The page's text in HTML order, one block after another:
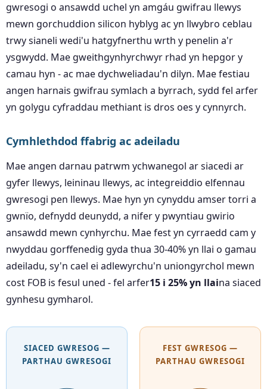
gwresogi o ansawdd uchel yn amgáu gwifrau llewys
mewn gorchuddion silicon hyblyg ac yn llwybro ceblau
trwy sianeli wedi'u hatgyfnerthu wrth y penelin a'r
ysgwydd. Mae gweithgynhyrchwyr rhad yn hepgor y
camau hyn - ac mae dychweliadau'n dilyn. Mae festiau
angen harnais gwifrau symlach a byrrach, sydd fel arfer
yn golygu cyfraddau methiant is dros oes y cynnyrch.
Cymhlethdod ffabrig ac adeiladu
Mae angen darnau patrwm ychwanegol ar siacedi ar
gyfer llewys, leininau llewys, ac integreiddio elfennau
gwresogi pen llewys. Mae hyn yn cynyddu amser torri a
gwnïo, defnydd deunydd, a nifer y pwyntiau gwirio
ansawdd mewn cynhyrchu. Mae fest yn cyrraedd cam y
nwyddau gorffenedig gyda thua 30-40% yn llai o gamau
adeiladu, sy'n cael ei adlewyrchu'n uniongyrchol mewn
cost FOB is fesul uned - fel arfer15 i 25% yn llaina siaced
gynhesu gymharol.
SIACED GWRESOG —
PARTHAU GWRESOGI
FEST GWRESOG —
PARTHAU GWRESOGI